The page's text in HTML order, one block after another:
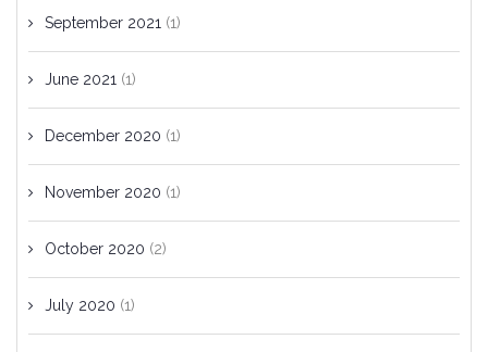
September 2021 (1)
June 2021 (1)
December 2020 (1)
November 2020 (1)
October 2020 (2)
July 2020 (1)